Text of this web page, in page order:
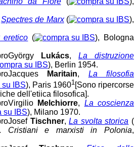
Spectres de Marx(
),
eretico (
), Bologna
György
Lukács, La distruzione
), Berlin 1954.
Jacques
Maritain, La filosofia
), Paris 19601 [Sono ripercorse
dell'etiica filosofica].
Virgilio
Melchiorre, La coscienza
), Milano 1970.
Josef Tischner,La svolta storica (
Cristiani e marxisti in Polonia,